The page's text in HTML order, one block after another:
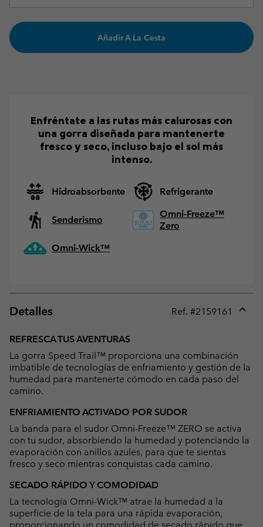
Añadir A La Cesta
Enfréntate a las rutas más calurosas con
una gorra diseñada para mantenerte
fresco y seco, incluso bajo el sol más
intenso.
Hidroabsorbente Refrigerante
Senderismo
Omni-Freeze™
Zero
Omni-Wick™
Detalles Ref. #2159161
REFRESCA TUS AVENTURAS
La gorra Speed Trail™ proporciona una combinación
imbatible de tecnologías de enfriamiento y gestión de la
humedad para mantenerte cómodo en cada paso del
camino.
ENFRIAMIENTO ACTIVADO POR SUDOR
La banda para el sudor Omni-Freeze™ ZERO se activa
con tu sudor, absorbiendo la humedad y potenciando la
evaporación con anillos azules, para que te sientas
fresco y seco mientras conquistas cada camino.
SECADO RÁPIDO Y COMODIDAD
La tecnología Omni-Wick™ atrae la humedad a la
superficie de la tela para una rápida evaporación,